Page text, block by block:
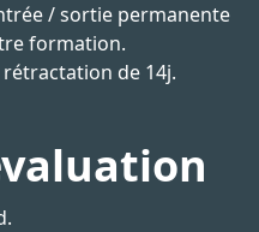
/ sortie permanente
formation.
rétractation de 14j.